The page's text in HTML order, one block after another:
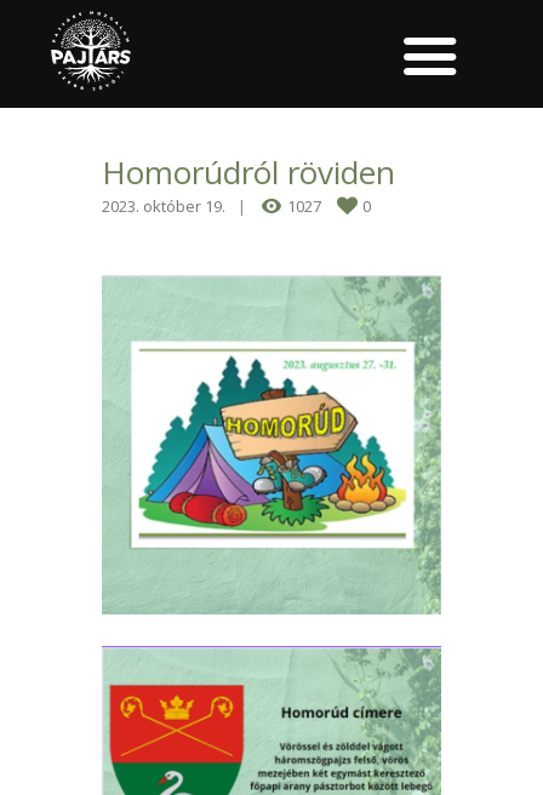
Homorúdról röviden
2023. október 19. 1027 0